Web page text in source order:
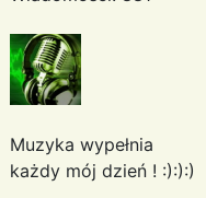
Muzyka wypełnia
każdy mój dzień ! :):):)